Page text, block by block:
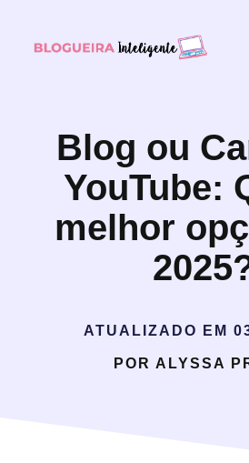
Blog ou
YouTube:
melhor
ATUALIZADO EM
POR ALYSSA